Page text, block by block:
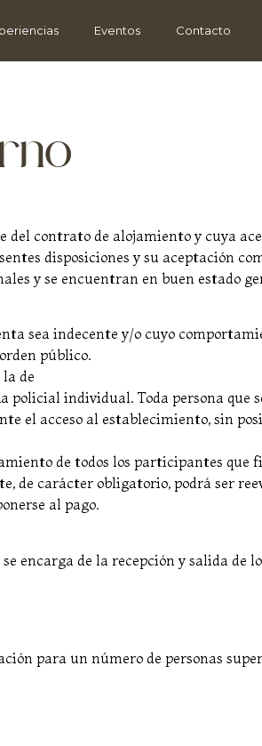
Eventos Contacto
contrato de alojamiento y cuya
disposiciones y su aceptación
y se encuentran en buen estado
sea indecente y/o cuyo
público.
de
policial individual. Toda persona que
el acceso al establecimiento, sin
de todos los participantes que
de carácter obligatorio, podrá ser
al pago.
encarga de la recepción y salida de
para un número de personas